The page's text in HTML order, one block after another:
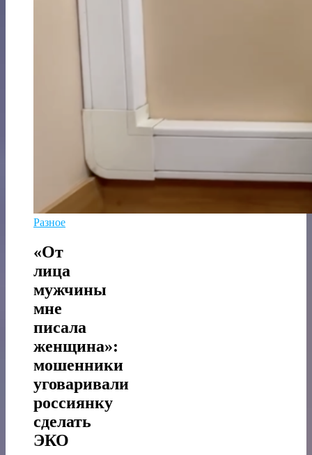
Разное
«От
лица
мужчины
мне
писала
женщина»:
мошенники
уговаривали
россиянку
сделать
ЭКО